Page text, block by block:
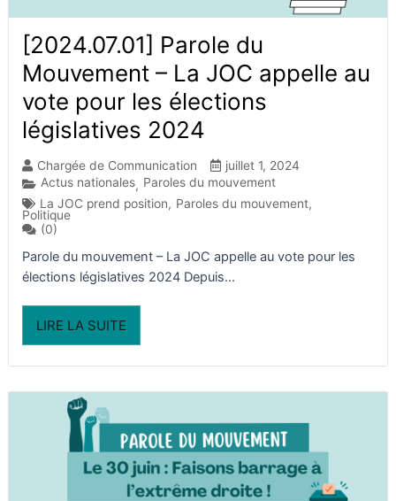
[2024.07.01] Parole du
Mouvement – La JOC appelle au
vote pour les élections
législatives 2024
Chargée de Communication
juillet 1, 2024
Actus nationales, Paroles du mouvement
La JOC prend position, Paroles du mouvement,
Politique
(0)
Parole du mouvement – La JOC appelle au vote pour les
élections législatives 2024 Depuis...
LIRE LA SUITE